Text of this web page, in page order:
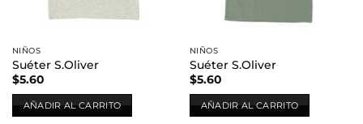
NIÑOS
Suéter S.Oliver
$5.60
AÑADIR AL CARRITO
NIÑOS
Suéter S.Oliver
$5.60
AÑADIR AL CARRITO